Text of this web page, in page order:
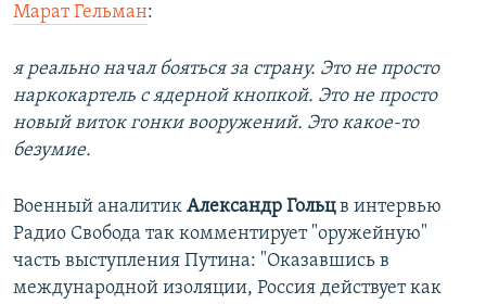
Марат Гельман:
я реально начал бояться за страну. Это не просто
наркокартель с ядерной кнопкой. Это не просто
новый виток гонки вооружений. Это какое-то
безумие.
Военный аналитик Александр Гольцв интервью
Радио Свобода так комментирует "оружейную"
часть выступления Путина: "Оказавшись в
международной изоляции, Россия действует как